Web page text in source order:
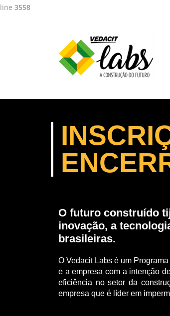
line 3558
O futuro construído
inovação, a
brasileiras.
O Vedacit Labs é um
e a empresa com a intenção
eficiência no setor da
empresa que é líder em